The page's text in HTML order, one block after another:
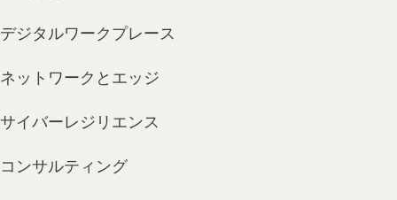
デジタルワークプレース
ネットワークとエッジ
サイバーレジリエンス
コンサルティング